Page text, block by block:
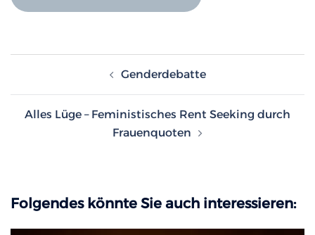
Genderdebatte
Alles Lüge – Feministisches Rent Seeking durch
Frauenquoten
Folgendes könnte Sie auch interessieren: